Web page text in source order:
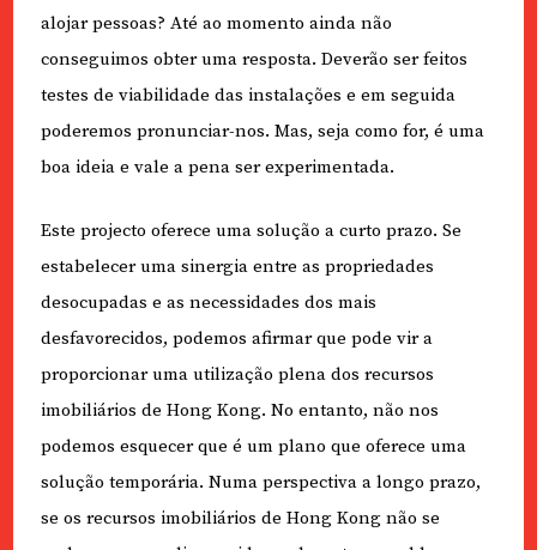
alojar pessoas? Até ao momento ainda não
conseguimos obter uma resposta. Deverão ser feitos
testes de viabilidade das instalações e em seguida
poderemos pronunciar-nos. Mas, seja como for, é uma
boa ideia e vale a pena ser experimentada.
Este projecto oferece uma solução a curto prazo. Se
estabelecer uma sinergia entre as propriedades
desocupadas e as necessidades dos mais
desfavorecidos, podemos afirmar que pode vir a
proporcionar uma utilização plena dos recursos
imobiliários de Hong Kong. No entanto, não nos
podemos esquecer que é um plano que oferece uma
solução temporária. Numa perspectiva a longo prazo,
se os recursos imobiliários de Hong Kong não se